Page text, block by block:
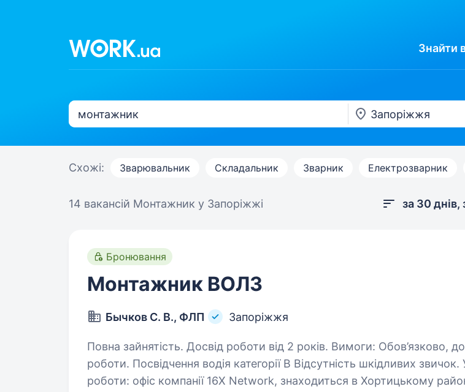
Знайти
Схожі: Зварювальник Складальник Зварник Електрозварник
14 вакансій Монтажник у Запоріжжі за 30 днів,
Бронювання
Монтажник ВОЛЗ
Бычков С. В., ФЛП Запоріжжя
Повна зайнятість. Досвід роботи від 2 років. Вимоги: Обов’язково, досвід
роботи. Посвідчення водія категорії В Відсутність шкідливих звичок. Умови
роботи: офіс компанії 16X Network, знаходиться в Хортицькому